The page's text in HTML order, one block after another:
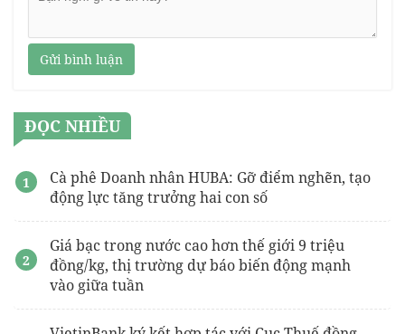
Gửi bình luận
ĐỌC NHIỀU
Cà phê Doanh nhân HUBA: Gỡ điểm nghẽn, tạo
động lực tăng trưởng hai con số
Giá bạc trong nước cao hơn thế giới 9 triệu
đồng/kg, thị trường dự báo biến động mạnh
vào giữa tuần